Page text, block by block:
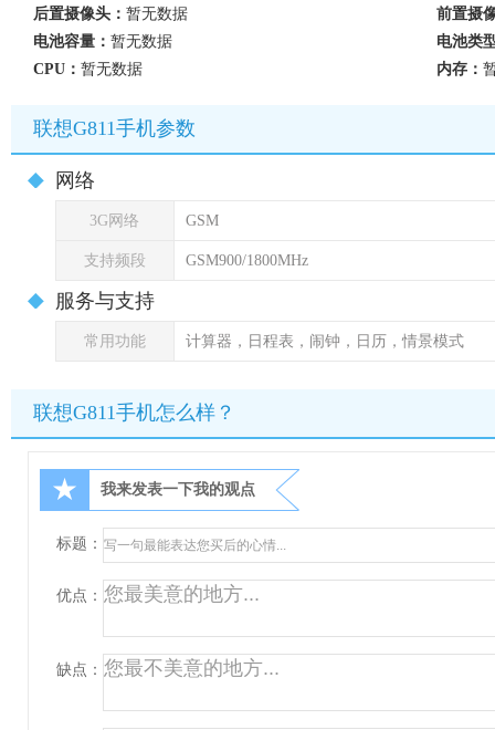
后置摄像头： 暂无数据
前置摄
电池容量： 暂无数据
电池类
CPU： 暂无数据 内存：
联想G811手机参数
网络
3G网络 GSM
支持频段 GSM900/1800MHz
服务与支持
常用功能 计算器，日程表，闹钟，日历，情景模式
联想G811手机怎么样？
★ 我来发表一下我的观点
标题：
优点：
缺点：